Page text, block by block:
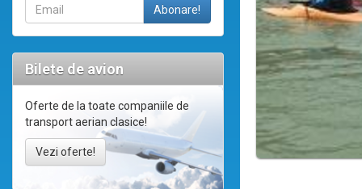
Bilete de avion
Oferte de la toate companiile de
transport aerian clasice!
Vezi oferte!